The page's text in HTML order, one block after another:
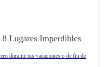
Lugares Imperdibles
durante tus vacaciones o de fin de